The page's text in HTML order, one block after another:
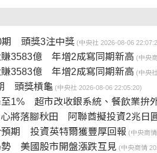
期 頭獎3注中獎 (中央社 2026-08-06
賺3583億 年增2成寫同期新高 (中央
賺3583億 年增2成寫同期新高 (中央
頭獎槓龜 (中央社 2026-08-06 22:05:20)
至1% 超市改收銀系統、餐飲業拚
心將落腳秋田 阿聯酋擬投資2兆日
預期 投資英特爾獲豐厚回報 (中央商
勢 美國股市開盤漲跌互見 (中央商情